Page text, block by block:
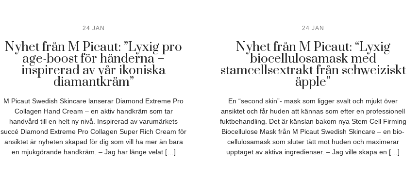
24 JAN
Nyhet från M Picaut: ”Lyxig pro
age-boost för händerna –
inspirerad av vår ikoniska
diamantkräm”
M Picaut Swedish Skincare lanserar Diamond Extreme Pro
Collagen Hand Cream – en aktiv handkräm som tar
handvård till en helt ny nivå. Inspirerad av varumärkets
succé Diamond Extreme Pro Collagen Super Rich Cream för
ansiktet är nyheten skapad för dig som vill ha mer än bara
en mjukgörande handkräm. – Jag har länge velat […]
24 JAN
Nyhet från M Picaut: “Lyxig
biocellulosamask med
stamcellsextrakt från schweiziskt
äpple”
En “second skin”- mask som ligger svalt och mjukt över
ansiktet och får huden att kännas som efter en professionell
fuktbehandling. Det är känslan bakom nya Stem Cell Firming
Biocellulose Mask från M Picaut Swedish Skincare – en bio-
cellulosamask som sluter tätt mot huden och maximerar
upptaget av aktiva ingredienser. – Jag ville skapa en […]